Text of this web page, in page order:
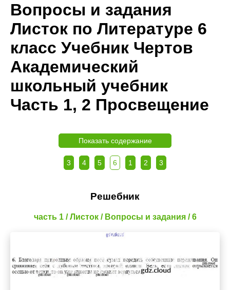
Вопросы и задания
Листок по Литературе 6
класс Учебник Чертов
Академический
школьный учебник
Часть 1, 2 Просвещение
Показать содержание
3 4 5 6 1 2 3
Решебник
часть 1 / Листок / Вопросы и задания / 6